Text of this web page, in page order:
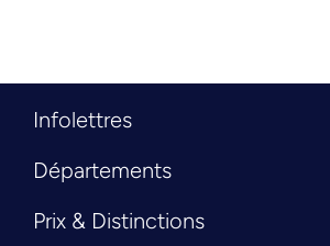
Infolettres
Départements
Prix & Distinctions